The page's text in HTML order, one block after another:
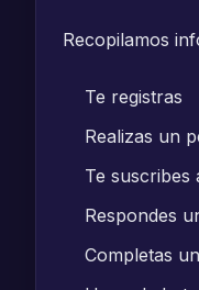
Recopilamos
Te registras
Realizas un
Te suscribes
Respondes
Completas